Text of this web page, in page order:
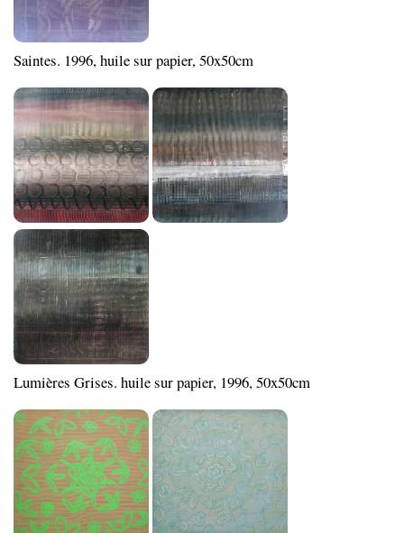
Saintes. 1996, huile sur papier, 50x50cm
Lumières Grises. huile sur papier, 1996, 50x50cm